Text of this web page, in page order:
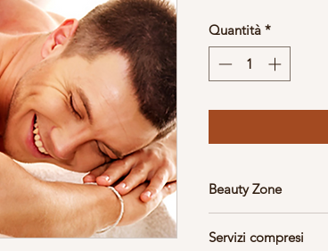
Quantità *
Beauty Zone
rilassante.
Servizi compresi